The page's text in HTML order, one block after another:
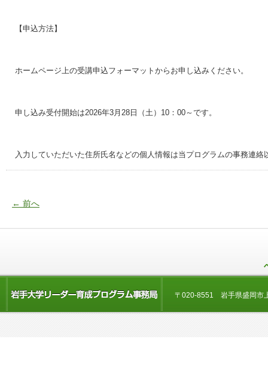
【申込方法】
ホームページ上の受講申込フォーマットからお申し込みください。
申し込み受付開始は2026年3月28日（土）10：00～です。
入力していただいた住所氏名などの個人情報は当プログラムの事務連絡
← 前へ
〒020-8551 岩手県盛岡市